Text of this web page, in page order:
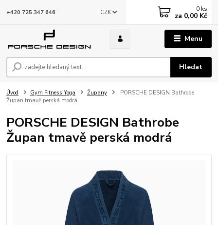
Menu
CZK
Hledat
+420 725 347 646 0 ks
za 0,00 Kč
Úvod Gym Fitness Yoga Župany
PORSCHE DESIGN Bathrobe
Župan tmavě perská modrá
PORSCHE DESIGN Bathrobe
Župan tmavě perská modrá